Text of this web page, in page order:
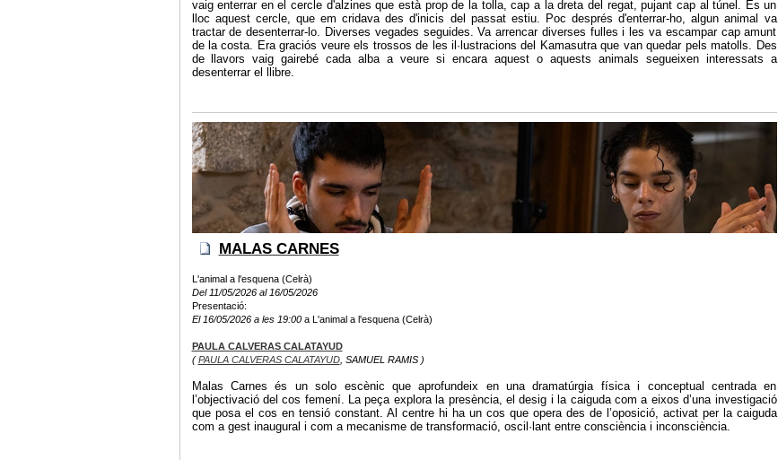
vaig enterrar en el cercle d'alzines que està prop de la tolla, cap a la dreta del regat, pujant cap al túnel. És un
lloc aquest cercle, que em cridava des d'inicis del passat estiu. Poc després d'enterrar-ho, algun animal va
tractar de desenterrar-lo. Diverses vegades seguides. Va arrencar diverses fulles i les va escampar cap amunt
de la costa. Era graciós veure els trossos de les il·lustracions del Kamasutra que van quedar pels matolls. Des
de llavors vaig gairebé cada alba a veure si encara aquest o aquests animals segueixen interessats a
desenterrar el llibre.
MALAS CARNES
L'animal a l'esquena (Celrà)
Del 11/05/2026 al 16/05/2026
Presentació:
El 16/05/2026 a les 19:00a L'animal a l'esquena (Celrà)
PAULA CALVERAS CALATAYUD
(PAULA CALVERAS CALATAYUD, SAMUEL RAMIS )
Malas Carnes és un solo escènic que aprofundeix en una dramatúrgia física i conceptual centrada en
l’objectivació del cos femení. La peça explora la presència, el desig i la caiguda com a eixos d’una investigació
que posa el cos en tensió constant. Al centre hi ha un cos que opera des de l’oposició, activat per la caiguda
com a gest inaugural i com a mecanisme de transformació, oscil·lant entre consciència i inconsciència.